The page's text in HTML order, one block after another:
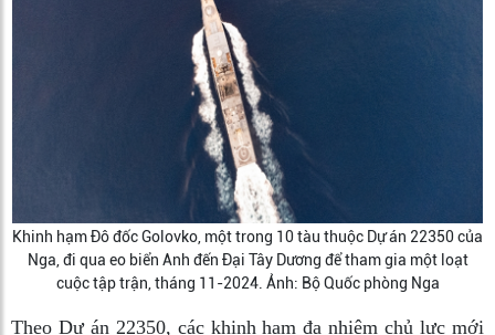
Khinh hạm Đô đốc Golovko, một trong 10 tàu thuộc Dự án 22350 của
Nga, đi qua eo biển Anh đến Đại Tây Dương để tham gia một loạt
cuộc tập trận, tháng 11-2024. Ảnh: Bộ Quốc phòng Nga
Theo Dự án 22350, các khinh hạm đa nhiệm chủ lực mới